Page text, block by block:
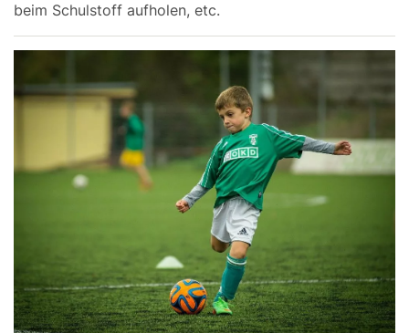
beim Schulstoff aufholen, etc.